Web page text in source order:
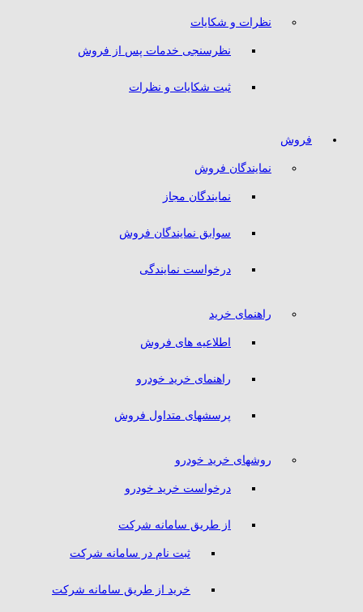
نظرات و شکایات
نظرسنجی خدمات پس از فروش
ثبت شکایات و نظرات
فروش
نمایندگان فروش
نمایندگان مجاز
سوابق نمایندگان فروش
درخواست نمایندگی
راهنمای خرید
اطلاعیه های فروش
راهنمای خرید خودرو
پرسشهای متداول فروش
روشهای خرید خودرو
درخواست خرید خودرو
از طریق سامانه شرکت
ثبت نام در سامانه شرکت
خرید از طریق سامانه شرکت